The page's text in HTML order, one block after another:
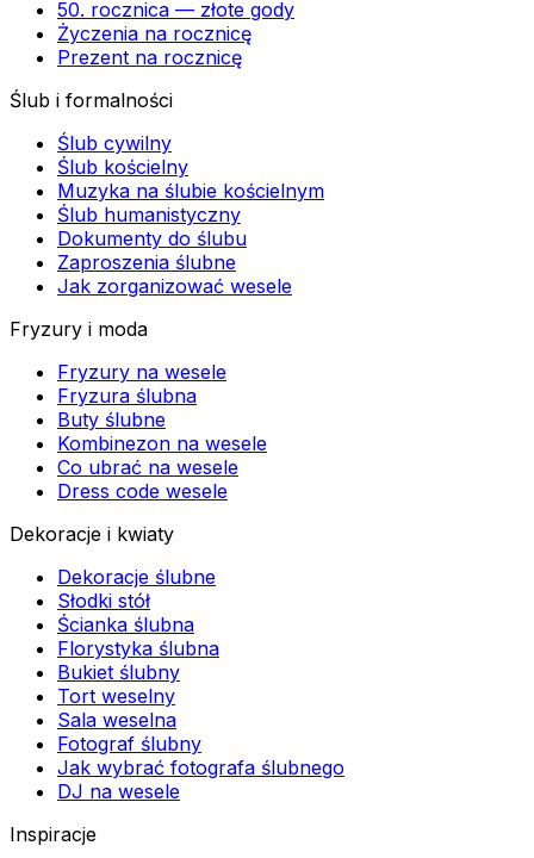
50. rocznica — złote gody
Życzenia na rocznicę
Prezent na rocznicę
Ślub i formalności
Ślub cywilny
Ślub kościelny
Muzyka na ślubie kościelnym
Ślub humanistyczny
Dokumenty do ślubu
Zaproszenia ślubne
Jak zorganizować wesele
Fryzury i moda
Fryzury na wesele
Fryzura ślubna
Buty ślubne
Kombinezon na wesele
Co ubrać na wesele
Dress code wesele
Dekoracje i kwiaty
Dekoracje ślubne
Słodki stół
Ścianka ślubna
Florystyka ślubna
Bukiet ślubny
Tort weselny
Sala weselna
Fotograf ślubny
Jak wybrać fotografa ślubnego
DJ na wesele
Inspiracje